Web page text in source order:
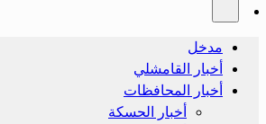
مدخل
أخبار القامشلي
أخبار المحافظات
أخبار الحسكة